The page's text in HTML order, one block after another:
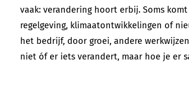
vaak: verandering hoort erbij. Soms
regelgeving, klimaatontwikkelingen of
het bedrijf, door groei, andere
niet óf er iets verandert, maar hoe je er